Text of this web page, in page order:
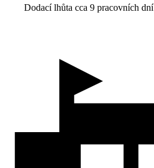
Dodací lhůta cca 9 pracovních dní